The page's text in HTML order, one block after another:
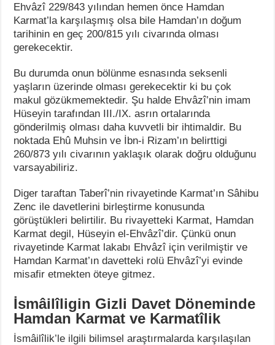
Ehvâzî 229/843 yılından hemen önce Hamdan
Karmat’la karşılaşmış olsa bile Hamdan’ın doğum
tarihinin en geç 200/815 yılı civarında olması
gerekecektir.
Bu durumda onun bölünme esnasında seksenli
yaşların üzerinde olması gerekecektir ki bu çok
makul gözükmemektedir. Şu halde Ehvâzî’nin imam
Hüseyin tarafından III./IX. asrın ortalarında
gönderilmiş olması daha kuvvetli bir ihtimaldir. Bu
noktada Ehû Muhsin ve İbn-i Rizam’ın belirttigi
260/873 yılı civarının yaklaşık olarak doğru olduğunu
varsayabiliriz.
Diger taraftan Taberî’nin rivayetinde Karmat’ın Sâhibu
Zenc ile davetlerini birleştirme konusunda
görüştükleri belirtilir. Bu rivayetteki Karmat, Hamdan
Karmat degil, Hüseyin el-Ehvâzî’dir. Çünkü onun
rivayetinde Karmat lakabı Ehvâzî için verilmiştir ve
Hamdan Karmat’ın davetteki rolü Ehvâzî’yi evinde
misafir etmekten öteye gitmez.
İsmâilîligin Gizli Davet Döneminde
Hamdan Karmat ve Karmatîlik
İsmâilîlik’le ilgili bilimsel araştırmalarda karşılaşılan